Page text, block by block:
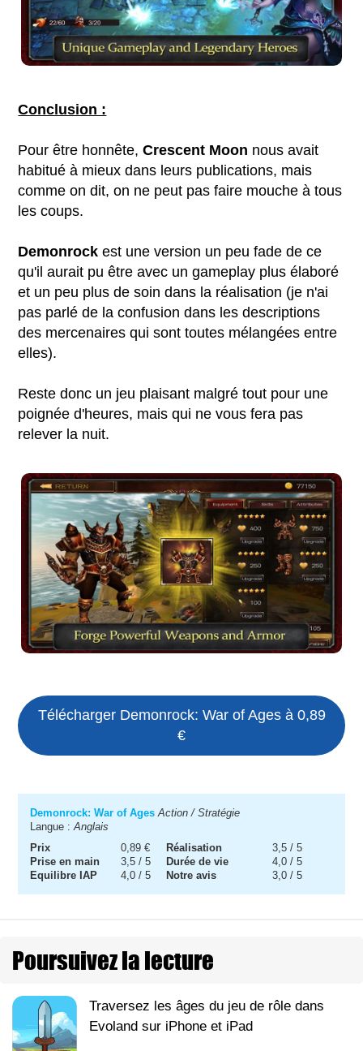
Conclusion :
Pour être honnête,Crescent Moon nous avait
habitué à mieux dans leurs publications, mais
comme on dit, on ne peut pas faire mouche à tous
les coups.
Demonrock est une version un peu fade de ce
qu'il aurait pu être avec un gameplay plus élaboré
et un peu plus de soin dans la réalisation (je n'ai
pas parlé de la confusion dans les descriptions
des mercenaires qui sont toutes mélangées entre
elles).
Reste donc un jeu plaisant malgré tout pour une
poignée d'heures, mais qui ne vous fera pas
relever la nuit.
Télécharger Demonrock: War of Ages à 0,89
€
Demonrock: War of Ages Action / Stratégie
Langue :Anglais
Prix
0,89 € Réalisation
3,5 / 5
Prise en main
3,5 / 5 Durée de vie
4,0 / 5
Equilibre IAP
4,0 / 5 Notre avis 3,0 / 5
Poursuivez la lecture
Traversez les âges du jeu de rôle dans
Evoland sur iPhone et iPad